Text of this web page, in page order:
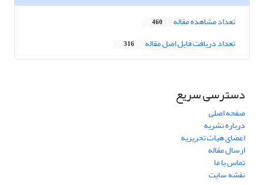
تعداد مشاهده مقاله 460
تعداد دریافت فایل اصل مقاله 316
دسترسی سریع
صفحه اصلی
درباره نشریه
اعضای هیات تحریریه
ارسال مقاله
تماس با ما
نقشه سایت